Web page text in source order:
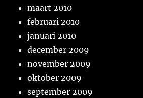
maart 2010
februari 2010
januari 2010
december 2009
november 2009
oktober 2009
september 2009